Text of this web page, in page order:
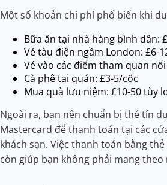
Một số khoản chi phí phổ biến khi
Bữa ăn tại nhà hàng bình dân:
Vé tàu điện ngầm London: £6-
Vé vào các điểm tham quan
Cà phê tại quán: £3-5/cốc
Mua quà lưu niệm: £10-50 tùy
Ngoài ra, bạn nên chuẩn bị thẻ tín
Mastercard để thanh toán tại các
khách sạn. Việc thanh toán bằng
còn giúp bạn không phải mang